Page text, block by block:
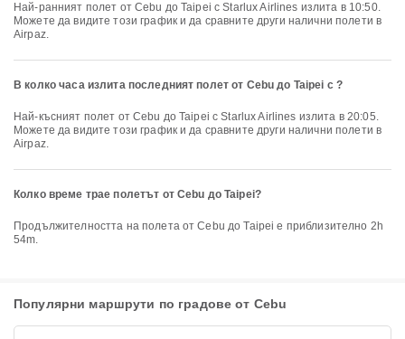
Най-ранният полет от Cebu до Taipei с Starlux Airlines излита в 10:50.
Можете да видите този график и да сравните други налични полети в
Airpaz.
В колко часа излита последният полет от Cebu до Taipei с ?
Най-късният полет от Cebu до Taipei с Starlux Airlines излита в 20:05.
Можете да видите този график и да сравните други налични полети в
Airpaz.
Колко време трае полетът от Cebu до Taipei?
Продължителността на полета от Cebu до Taipei е приблизително 2h
54m.
Популярни маршрути по градове от Cebu